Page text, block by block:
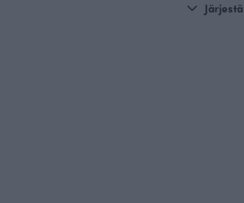
Järjestä